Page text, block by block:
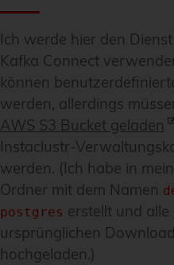
Ich werde hier den
Kafka Connect
können
werden, allerdings
AWS S3 Bucket geladen
Instaclustr-
werden. (Ich habe in
Ordner mit dem Namen
postgres erstellt und alle
ursprünglichen
hochgeladen.)